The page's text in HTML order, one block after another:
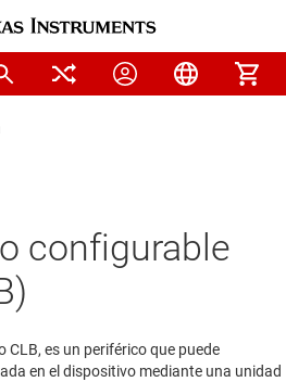
configurable
CLB, es un periférico que puede
en el dispositivo mediante una unidad